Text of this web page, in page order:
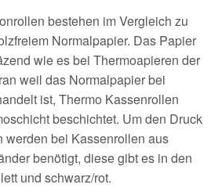
bestehen im Vergleich zu
Normalpapier. Das Papier
wie es bei Thermoapieren der
weil das Normalpapier bei
ist, Thermo Kassenrollen
beschichtet. Um den Druck
werden bei Kassenrollen aus
benötigt, diese gibt es in den
und schwarz/rot.